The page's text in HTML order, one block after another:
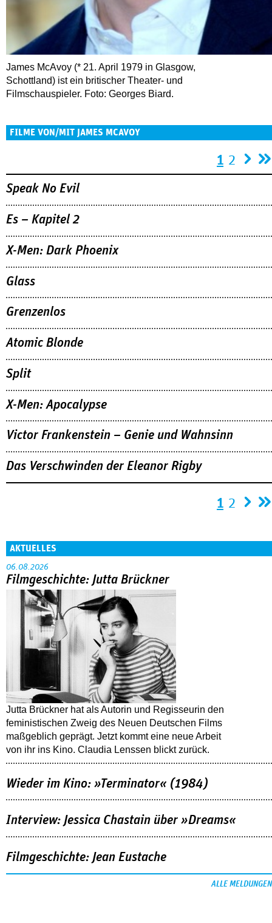
James McAvoy (* 21. April 1979 in Glasgow,
Schottland) ist ein britischer Theater- und
Filmschauspieler. Foto: Georges Biard.
FILME VON/MIT JAMES MCAVOY
1 2
Speak No Evil
Es – Kapitel 2
X-Men: Dark Phoenix
Glass
Grenzenlos
Atomic Blonde
Split
X-Men: Apocalypse
Victor Frankenstein – Genie und Wahnsinn
Das Verschwinden der Eleanor Rigby
1 2
AKTUELLES
06.08.2026
Filmgeschichte: Jutta Brückner
Jutta Brückner hat als Autorin und Regisseurin den
feministischen Zweig des Neuen Deutschen Films
maßgeblich geprägt. Jetzt kommt eine neue Arbeit
von ihr ins Kino. Claudia Lenssen blickt zurück.
Wieder im Kino: »Terminator« (1984)
Interview: Jessica Chastain über »Dreams«
Filmgeschichte: Jean Eustache
ALLE MELDUNGEN